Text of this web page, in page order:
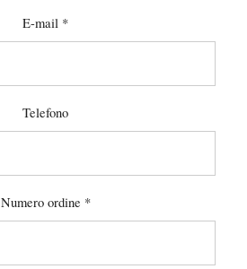
E-mail *
Telefono
Numero ordine *